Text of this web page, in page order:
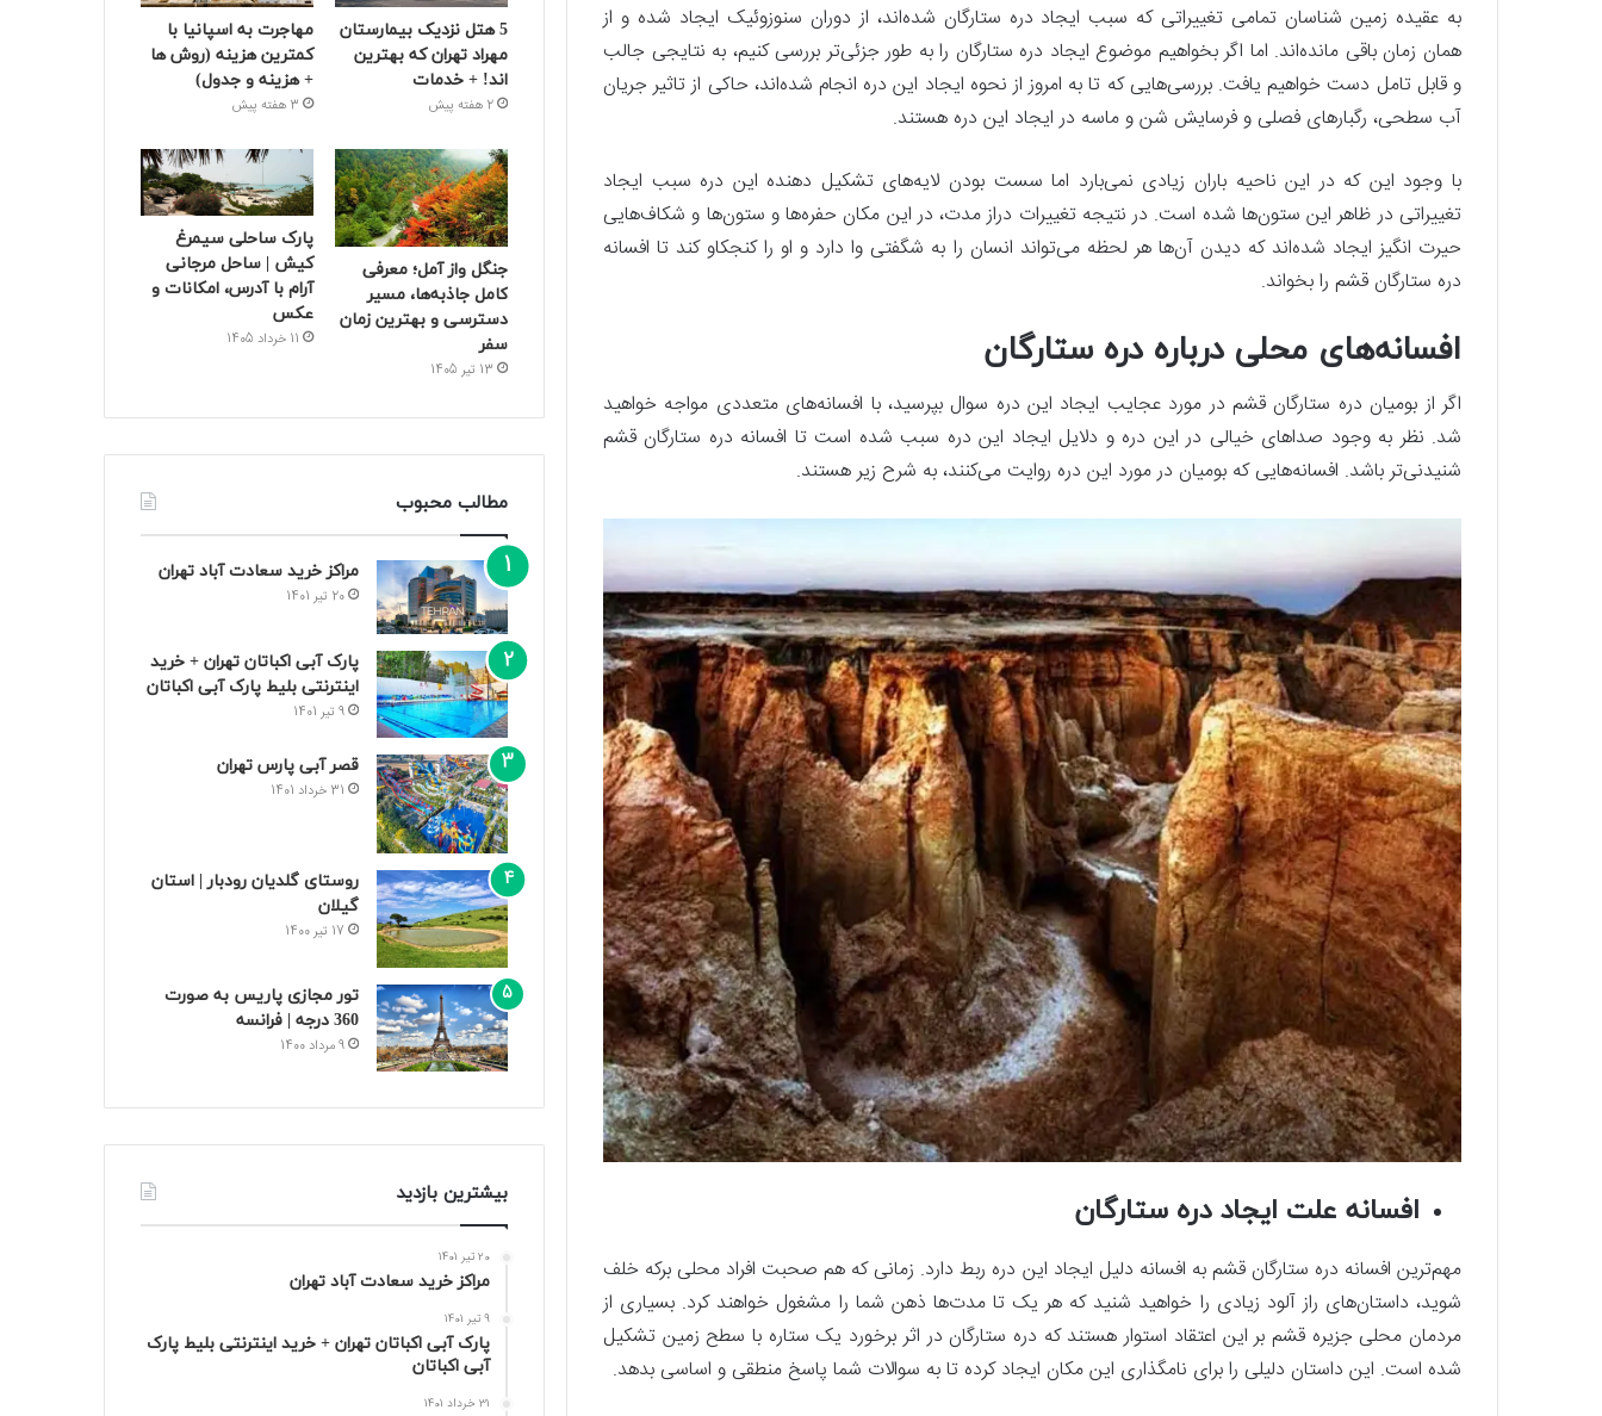
به عقیده زمین شناسان تمامی تغییراتی که سبب ایجاد دره ستارگان شده‌اند، از دوران سنوزوئیک ایجاد شده و از
همان زمان باقی مانده‌اند. اما اگر بخواهیم موضوع ایجاد دره ستارگان را به طور جزئی‌تر بررسی کنیم، به نتایجی جالب
و قابل تامل دست خواهیم یافت. بررسی‌هایی که تا به امروز از نحوه ایجاد این دره انجام شده‌اند، حاکی از تاثیر جریان
آب سطحی، رگبارهای فصلی و فرسایش شن و ماسه در ایجاد این دره هستند.
با وجود این که در این ناحیه باران زیادی نمی‌بارد اما سست بودن لایه‌های تشکیل دهنده این دره سبب ایجاد
تغییراتی در ظاهر این ستون‌ها شده است. در نتیجه تغییرات دراز مدت، در این مکان حفره‌ها و ستون‌ها و شکاف‌هایی
حیرت انگیز ایجاد شده‌اند که دیدن آن‌ها هر لحظه می‌تواند انسان را به شگفتی وا دارد و او را کنجکاو کند تا افسانه
دره ستارگان قشم را بخواند.
افسانه‌های محلی درباره دره ستارگان
اگر از بومیان دره ستارگان قشم در مورد عجایب ایجاد این دره سوال بپرسید، با افسانه‌های متعددی مواجه خواهید
شد. نظر به وجود صداهای خیالی در این دره و دلایل ایجاد این دره سبب شده است تا افسانه دره ستارگان قشم
شنیدنی‌تر باشد. افسانه‌هایی که بومیان در مورد این دره روایت می‌کنند، به شرح زیر هستند.
افسانه علت ایجاد دره ستارگان
مهم‌ترین افسانه دره ستارگان قشم به افسانه دلیل ایجاد این دره ربط دارد. زمانی که هم صحبت افراد محلی برکه خلف
شوید، داستان‌های راز آلود زیادی را خواهید شنید که هر یک تا مدت‌ها ذهن شما را مشغول خواهند کرد. بسیاری از
مردمان محلی جزیره قشم بر این اعتقاد استوار هستند که دره ستارگان در اثر برخورد یک ستاره با سطح زمین تشکیل
شده است. این داستان دلیلی را برای نامگذاری این مکان ایجاد کرده تا به سوالات شما پاسخ منطقی و اساسی بدهد.
5 هتل نزدیک بیمارستان
مهراد تهران که بهترین‌
اند! + خدمات
2 هفته پیش
مهاجرت به اسپانیا با
کمترین هزینه (روش ها
+ هزینه و جدول)
3 هفته پیش
جنگل واز آمل؛ معرفی
کامل جاذبه‌ها، مسیر
دسترسی و بهترین زمان
سفر
13 تیر 1405
پارک ساحلی سیمرغ
کیش | ساحل مرجانی
آرام با آدرس، امکانات و
عکس
11 خرداد 1405
مطالب محبوب
مراکز خرید سعادت‌ آباد تهران
20 تیر 1401
پارک آبی اکباتان تهران + خرید
اینترنتی بلیط پارک آبی اکباتان
9 تیر 1401
قصر آبی پارس تهران
31 خرداد 1401
روستای گلدیان رودبار | استان
گیلان
17 تیر 1400
تور مجازی پاریس به صورت
360 درجه | فرانسه
9 مرداد 1400
بیشترین بازدید
20 تیر 1401
مراکز خرید سعادت‌ آباد تهران
9 تیر 1401
پارک آبی اکباتان تهران + خرید اینترنتی بلیط پارک
آبی اکباتان
31 خرداد 1401